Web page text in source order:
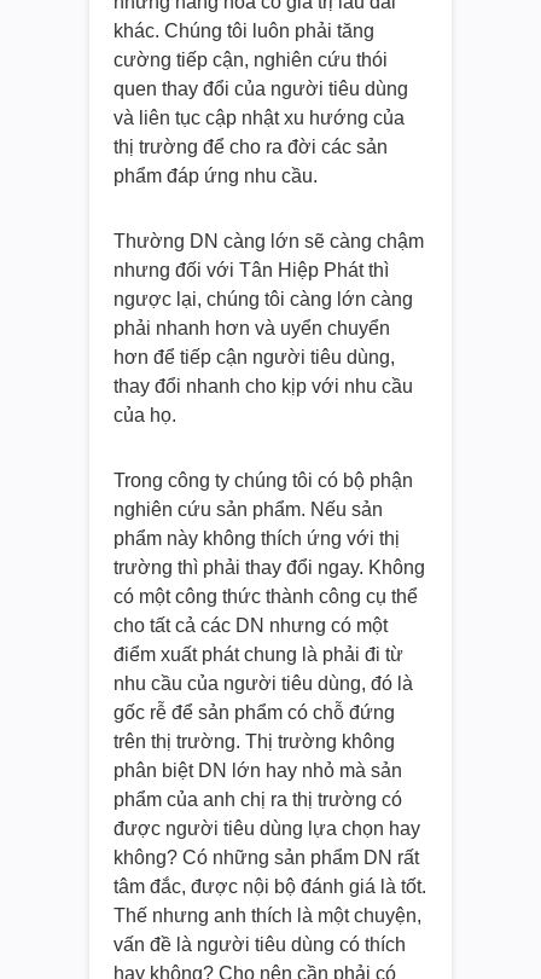
khác. Chúng tôi luôn phải tăng
cường tiếp cận, nghiên cứu thói
quen thay đổi của người tiêu dùng
và liên tục cập nhật xu hướng của
thị trường để cho ra đời các sản
phẩm đáp ứng nhu cầu.
Thường DN càng lớn sẽ càng chậm
nhưng đối với Tân Hiệp Phát thì
ngược lại, chúng tôi càng lớn càng
phải nhanh hơn và uyển chuyển
hơn để tiếp cận người tiêu dùng,
thay đổi nhanh cho kịp với nhu cầu
của họ.
Trong công ty chúng tôi có bộ phận
nghiên cứu sản phẩm. Nếu sản
phẩm này không thích ứng với thị
trường thì phải thay đổi ngay. Không
có một công thức thành công cụ thể
cho tất cả các DN nhưng có một
điểm xuất phát chung là phải đi từ
nhu cầu của người tiêu dùng, đó là
gốc rễ để sản phẩm có chỗ đứng
trên thị trường. Thị trường không
phân biệt DN lớn hay nhỏ mà sản
phẩm của anh chị ra thị trường có
được người tiêu dùng lựa chọn hay
không? Có những sản phẩm DN rất
tâm đắc, được nội bộ đánh giá là tốt.
Thế nhưng anh thích là một chuyện,
vấn đề là người tiêu dùng có thích
hay không? Cho nên cần phải có